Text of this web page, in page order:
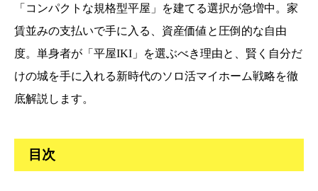
「コンパクトな規格型平屋」を建てる選択が急増中。家
賃並みの支払いで手に入る、資産価値と圧倒的な自由
度。単身者が「平屋IKI」を選ぶべき理由と、賢く自分だ
けの城を手に入れる新時代のソロ活マイホーム戦略を徹
底解説します。
目次